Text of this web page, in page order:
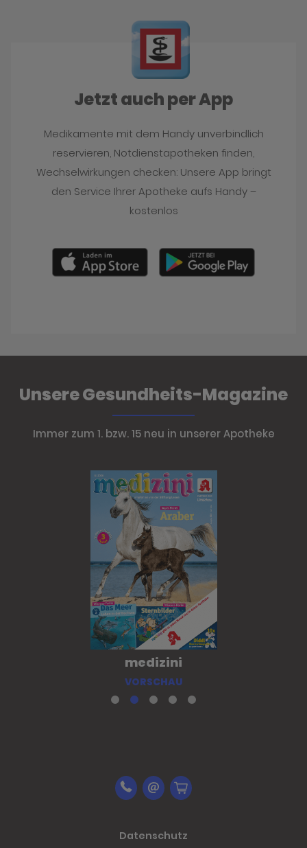
Jetzt auch per App
Medikamente mit dem Handy unverbindlich
reservieren, Notdienstapotheken finden,
Wechselwirkungen checken: Unsere App bringt
den Service Ihrer Apotheke aufs Handy –
kostenlos
Unsere Gesundheits-Magazine
Immer zum 1. bzw. 15 neu in unserer Apotheke
medizini
VORSCHAU
Datenschutz